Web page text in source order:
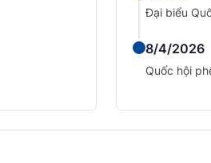
Đại biểu
8/4/2026
Quốc hội